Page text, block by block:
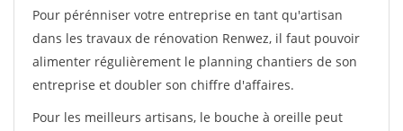
Pour pérénniser votre entreprise en tant qu'artisan
dans les travaux de rénovation Renwez, il faut pouvoir
alimenter régulièrement le planning chantiers de son
entreprise et doubler son chiffre d'affaires.
Pour les meilleurs artisans, le bouche à oreille peut